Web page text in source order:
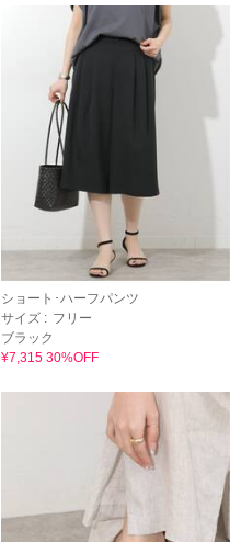
ショート･ハーフパンツ
サイズ : フリー
ブラック
¥7,315 30%OFF